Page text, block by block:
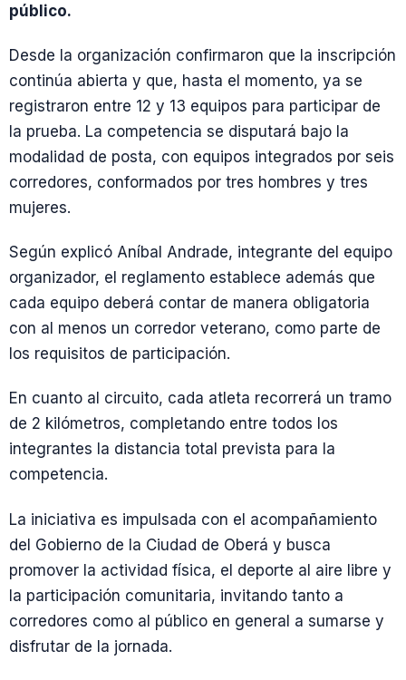
público.
Desde la organización confirmaron que la inscripción
continúa abierta y que, hasta el momento, ya se
registraron entre 12 y 13 equipos para participar de
la prueba. La competencia se disputará bajo la
modalidad de posta, con equipos integrados por seis
corredores, conformados por tres hombres y tres
mujeres.
Según explicó Aníbal Andrade, integrante del equipo
organizador, el reglamento establece además que
cada equipo deberá contar de manera obligatoria
con al menos un corredor veterano, como parte de
los requisitos de participación.
En cuanto al circuito, cada atleta recorrerá un tramo
de 2 kilómetros, completando entre todos los
integrantes la distancia total prevista para la
competencia.
La iniciativa es impulsada con el acompañamiento
del Gobierno de la Ciudad de Oberá y busca
promover la actividad física, el deporte al aire libre y
la participación comunitaria, invitando tanto a
corredores como al público en general a sumarse y
disfrutar de la jornada.